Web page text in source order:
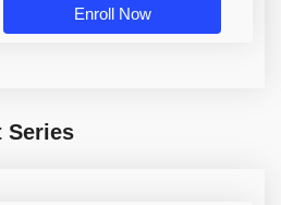
Enroll Now
Series